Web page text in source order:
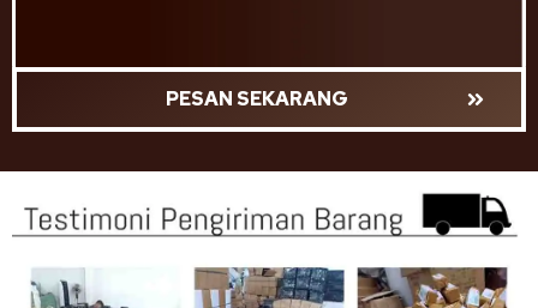
PESAN SEKARANG